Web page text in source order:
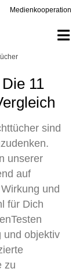
Medienkooperation
sind
unserer
auf
und
für Dich
und objektiv
zu